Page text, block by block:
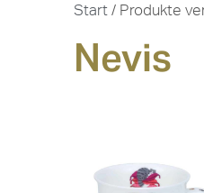
Start / Produkte
Nevis